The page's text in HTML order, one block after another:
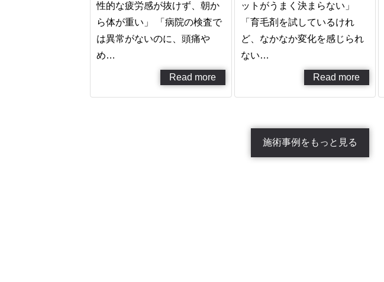
性的な疲労感が抜けず、朝か
ら体が重い」 「病院の検査で
は異常がないのに、頭痛や
め…
Read more
ットがうまく決まらない」
「育毛剤を試しているけれ
ど、なかなか変化を感じられ
ない…
Read more
施術事例をもっと見る